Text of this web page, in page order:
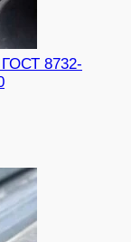
ГОСТ 8732-